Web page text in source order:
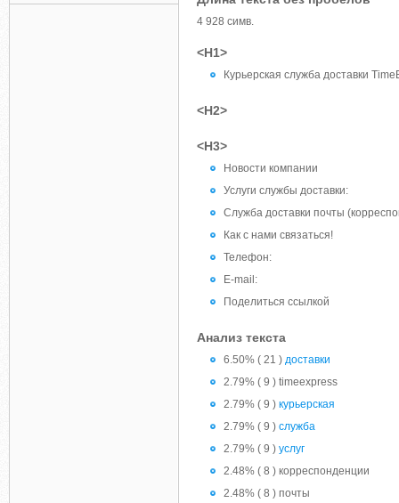
4 928 симв.
<H1>
Курьерская служба доставки
<H2>
<H3>
Новости компании
Услуги службы доставки:
Служба доставки почты
Как с нами связаться!
Телефон:
E-mail:
Поделиться ссылкой
Анализ текста
6.50% ( 21 ) доставки
2.79% ( 9 ) timeexpress
2.79% ( 9 ) курьерская
2.79% ( 9 ) служба
2.79% ( 9 ) услуг
2.48% ( 8 ) корреспонденции
2.48% ( 8 ) почты